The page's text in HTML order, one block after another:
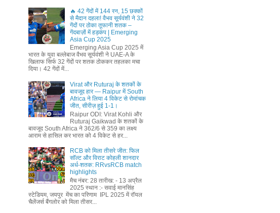
🔥 42 गेंदों में 144 रन, 15 छक्कों
से मैदान दहला! वैभव सूर्यवंशी ने 32
गेंदों पर ठोका तूफानी शतक –
गेंदबाज़ों में हड़कंप | Emerging
Asia Cup 2025
Emerging Asia Cup 2025 में
भारत के युवा बल्लेबाज वैभव सूर्यवंशी ने UAE-A के
खिलाफ सिर्फ 32 गेंदों पर शतक ठोककर तहलका मचा
दिया। 42 गेंदों में...
Virat और Ruturaj के शतकों के
बावजूद हार — Raipur में South
Africa ने लिया 4 विकेट से रोमांचक
जीत, सीरीज़ हुई 1-1।
Raipur ODI: Virat Kohli और
Ruturaj Gaikwad के शतकों के
बावजूद South Africa ने 362/6 से 359 का लक्ष्‍य
आराम से हासिल कर भारत को 4 विकेट से हर...
RCB को मिला तीसरे जीत: फिल
सॉल्ट और विराट कोहली शानदार
अर्ध-शतक: RRvsRCB match
highlights
मैच नंबर: 28 तारीख: - 13 अप्रैल
2025 स्थान :- सवाई मानसिंह
स्टेडियम, जयपुर मेंच का परिणाम IPL 2025 में रॉयल
चैलेंजर्स बैंगलोर को मिला तीसर...